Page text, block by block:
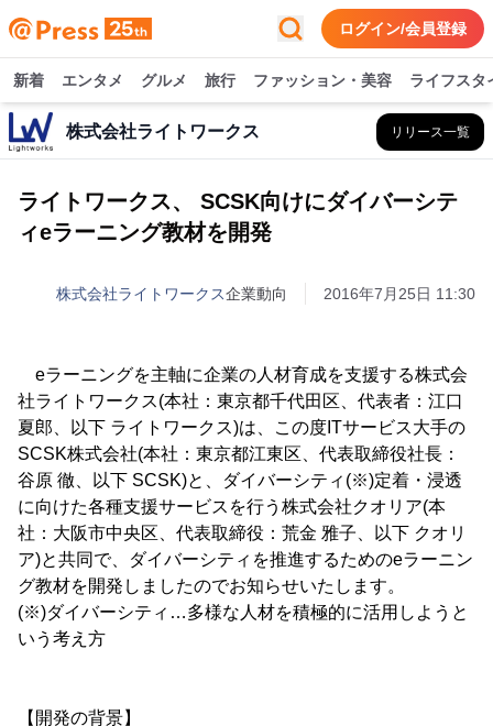
ログイン/会員登録
新着 エンタメ グルメ 旅行 ファッション・美容 ライフスタ
株式会社ライトワークス リリース一覧
ライトワークス、 SCSK向けにダイバーシテ
ィeラーニング教材を開発
株式会社ライトワークス企業動向 2016年7月25日 11:30
eラーニングを主軸に企業の人材育成を支援する株式会
社ライトワークス(本社：東京都千代田区、代表者：江口
夏郎、以下 ライトワークス)は、この度ITサービス大手の
SCSK株式会社(本社：東京都江東区、代表取締役社長：
谷原 徹、以下 SCSK)と、ダイバーシティ(※)定着・浸透
に向けた各種支援サービスを行う株式会社クオリア(本
社：大阪市中央区、代表取締役：荒金 雅子、以下 クオリ
ア)と共同で、ダイバーシティを推進するためのeラーニン
グ教材を開発しましたのでお知らせいたします。
(※)ダイバーシティ…多様な人材を積極的に活用しようと
いう考え方
【開発の背景】